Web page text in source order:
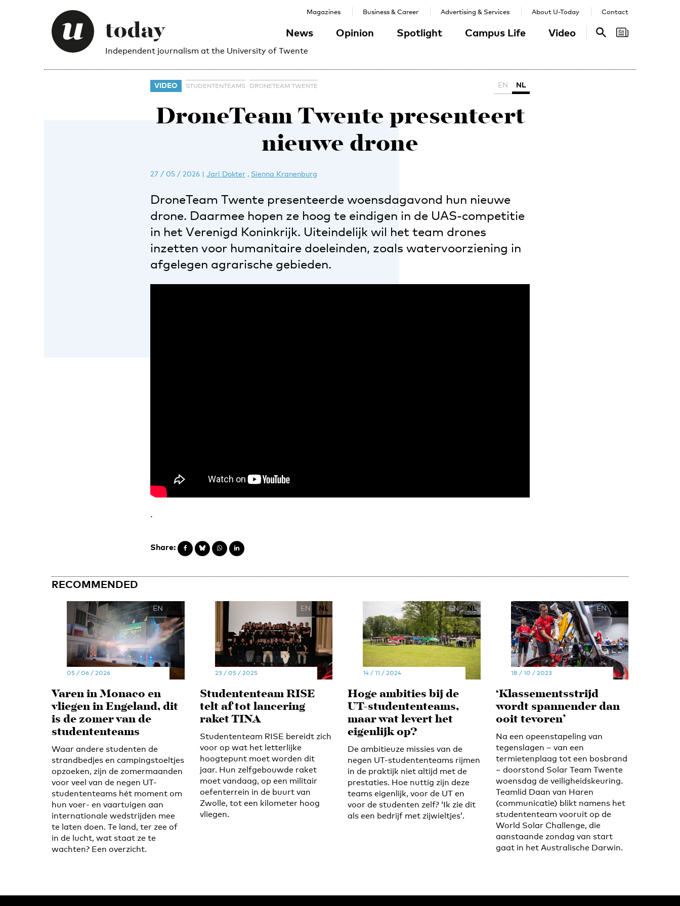
Independent journalism at the University of Twente
News Opinion Spotlight Campus Life Video
Magazines Business & Career Advertising & Services About U-Today Contact
Search
VIDEO STUDENTENTEAMS DRONETEAM TWENTE EN NL
DroneTeam Twente presenteert
nieuwe drone
27 / 05 / 2026 | Jari Dokter , Sienna Kranenburg
DroneTeam Twente presenteerde woensdagavond hun nieuwe
drone. Daarmee hopen ze hoog te eindigen in de UAS-competitie
in het Verenigd Koninkrijk. Uiteindelijk wil het team drones
inzetten voor humanitaire doeleinden, zoals watervoorziening in
afgelegen agrarische gebieden.
.
Share:
RECOMMENDED
EN
05 / 06 / 2026
Varen in Monaco en
vliegen in Engeland, dit
is de zomer van de
studententeams
Waar andere studenten de
strandbedjes en campingstoeltjes
opzoeken, zijn de zomermaanden
voor veel van de negen UT-
studententeams hét moment om
hun voer- en vaartuigen aan
internationale wedstrijden mee
te laten doen. Te land, ter zee of
in de lucht, wat staat ze te
wachten? Een overzicht.
EN NL
23 / 05 / 2025
Studententeam RISE
telt af tot lancering
raket TINA
Studententeam RISE bereidt zich
voor op wat het letterlijke
hoogtepunt moet worden dit
jaar. Hun zelfgebouwde raket
moet vandaag, op een militair
oefenterrein in de buurt van
Zwolle, tot een kilometer hoog
vliegen.
EN NL
14 / 11 / 2024
Hoge ambities bij de
UT-studententeams,
maar wat levert het
eigenlijk op?
De ambitieuze missies van de
negen UT-studententeams rijmen
in de praktijk niet altijd met de
prestaties. Hoe nuttig zijn deze
teams eigenlijk, voor de UT en
voor de studenten zelf? ‘Ik zie dit
als een bedrijf met zijwieltjes’.
EN NL
18 / 10 / 2023
‘Klassementsstrijd
wordt spannender dan
ooit tevoren’
Na een opeenstapeling van
tegenslagen – van een
termietenplaag tot een bosbrand
– doorstond Solar Team Twente
woensdag de veiligheidskeuring.
Teamlid Daan van Haren
(communicatie) blikt namens het
studententeam vooruit op de
World Solar Challenge, die
aanstaande zondag van start
gaat in het Australische Darwin.